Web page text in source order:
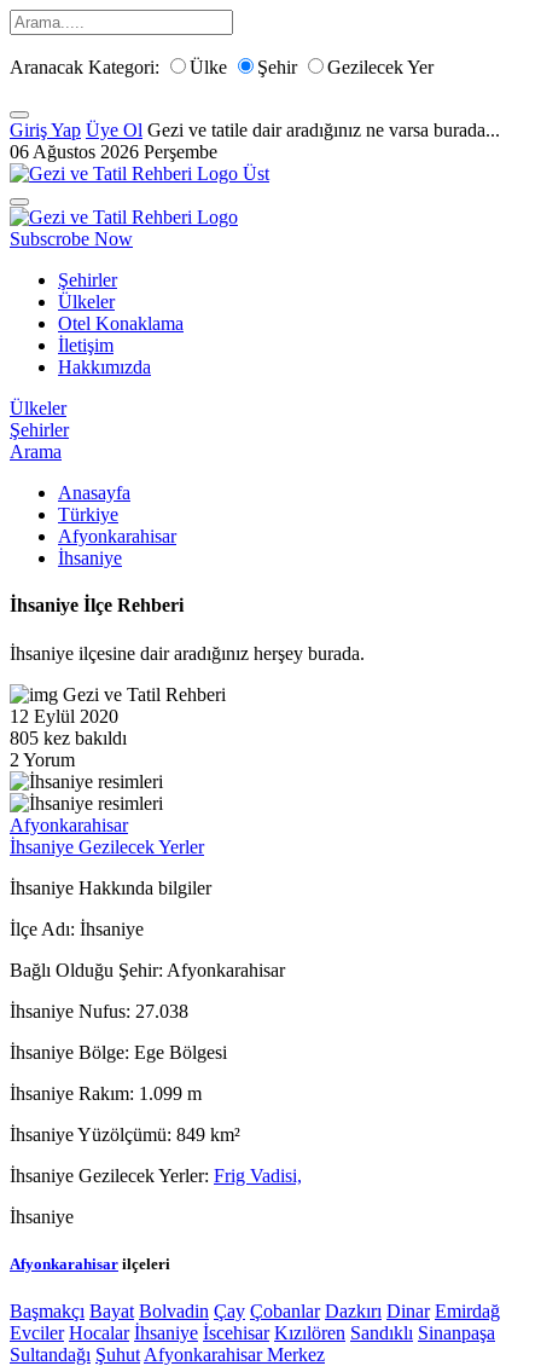
Aranacak Kategori: Ülke Şehir Gezilecek Yer
Giriş Yap Üye Ol Gezi ve tatile dair aradığınız ne varsa burada...
06 Ağustos 2026 Perşembe
Subscrobe Now
Şehirler
Ülkeler
Otel Konaklama
İletişim
Hakkımızda
Ülkeler
Şehirler
Arama
Anasayfa
Türkiye
Afyonkarahisar
İhsaniye
İhsaniye İlçe Rehberi
İhsaniye ilçesine dair aradığınız herşey burada.
Gezi ve Tatil Rehberi
12 Eylül 2020
805 kez bakıldı
2 Yorum
Afyonkarahisar
İhsaniye Gezilecek Yerler
İhsaniye Hakkında bilgiler
İlçe Adı: İhsaniye
Bağlı Olduğu Şehir: Afyonkarahisar
İhsaniye Nufus: 27.038
İhsaniye Bölge: Ege Bölgesi
İhsaniye Rakım: 1.099 m
İhsaniye Yüzölçümü: 849 km²
İhsaniye Gezilecek Yerler: Frig Vadisi,
İhsaniye
Afyonkarahisar ilçeleri
Başmakçı Bayat Bolvadin Çay Çobanlar Dazkırı Dinar Emirdağ‎
Evciler‎ Hocalar İhsaniye İscehisar Kızılören‎ Sandıklı‎ Sinanpaşa
Sultandağı Şuhut Afyonkarahisar Merkez